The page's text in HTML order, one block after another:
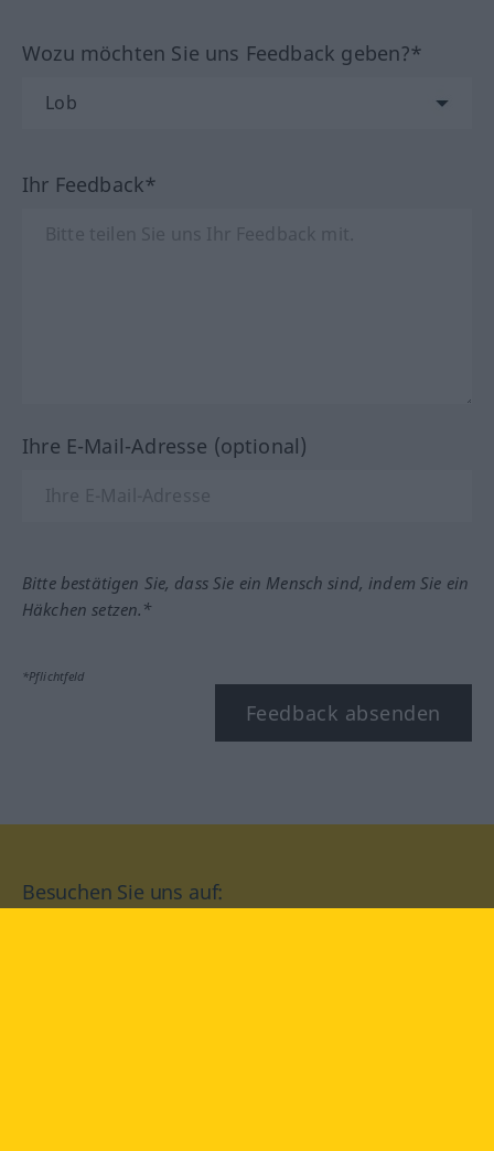
Wozu möchten Sie uns Feedback geben?*
Ihr Feedback*
Ihre E-Mail-Adresse (optional)
Bitte bestätigen Sie, dass Sie ein Mensch sind, indem Sie ein
Häkchen setzen.*
*Pflichtfeld
Feedback absenden
Besuchen Sie uns auf: